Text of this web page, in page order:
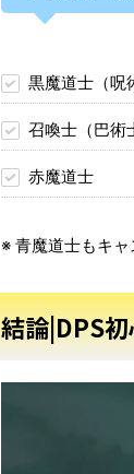
黒魔道士（呪
召喚士（巴術
赤魔道士
※ 青魔道士もキ
結論|DPS